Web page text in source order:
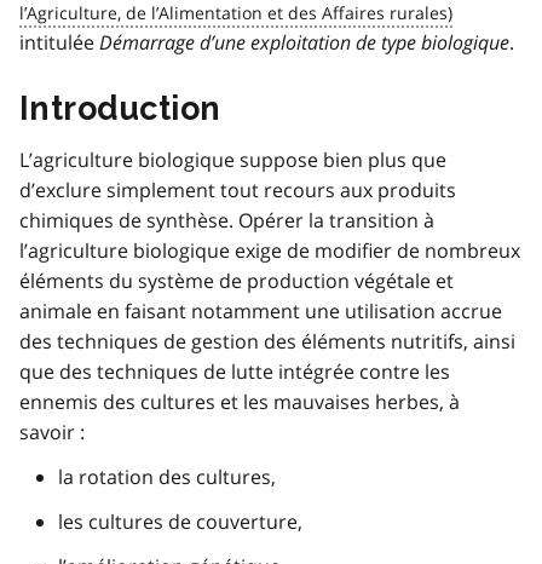
intituléeDémarrage d’une exploitation de type biologique.
Introduction
L’agriculture biologique suppose bien plus que
d’exclure simplement tout recours aux produits
chimiques de synthèse. Opérer la transition à
l’agriculture biologique exige de modifier de nombreux
éléments du système de production végétale et
animale en faisant notamment une utilisation accrue
des techniques de gestion des éléments nutritifs, ainsi
que des techniques de lutte intégrée contre les
ennemis des cultures et les mauvaises herbes, à
savoir :
la rotation des cultures,
les cultures de couverture,